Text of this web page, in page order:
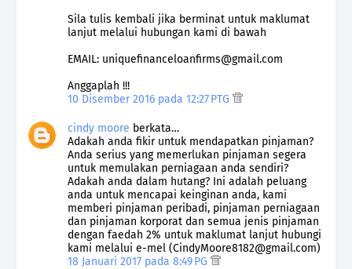
Sila tulis kembali jika berminat untuk maklumat
lanjut melalui hubungan kami di bawah
EMAIL: uniquefinanceloanfirms@gmail.com
Anggaplah !!!
10 Disember 2016 pada 12:27 PTG
cindy moore berkata…
Adakah anda fikir untuk mendapatkan pinjaman?
Anda serius yang memerlukan pinjaman segera
untuk memulakan perniagaan anda sendiri?
Adakah anda dalam hutang? Ini adalah peluang
anda untuk mencapai keinginan anda, kami
memberi pinjaman peribadi, pinjaman perniagaan
dan pinjaman korporat dan semua jenis pinjaman
dengan faedah 2% untuk maklumat lanjut hubungi
kami melalui e-mel (CindyMoore8182@gmail.com)
18 Januari 2017 pada 8:49 PG